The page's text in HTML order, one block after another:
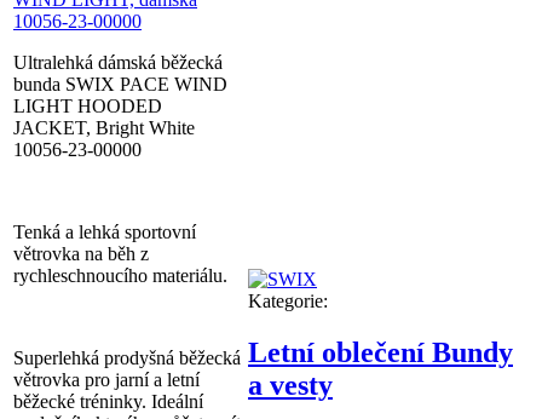
Ultralehká dámská běžecká
bunda SWIX PACE WIND
LIGHT HOODED
JACKET, Bright White
10056-23-00000
Tenká a lehká sportovní
větrovka na běh z
rychleschnoucího materiálu.
Superlehká prodyšná běžecká
větrovka pro jarní a letní
běžecké tréninky. Ideální
Kategorie:
Letní oblečení Bundy
a vesty